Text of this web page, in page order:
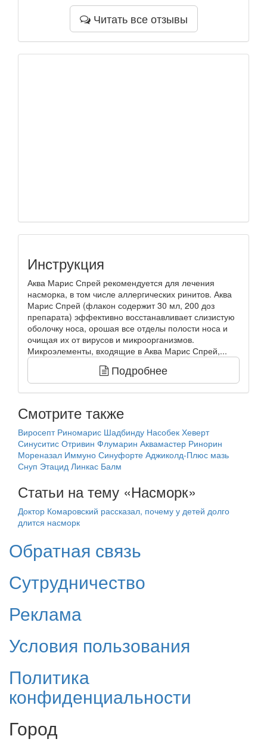
Читать все отзывы
Инструкция
Аква Марис Спрей рекомендуется для лечения
насморка, в том числе аллергических ринитов. Аква
Марис Спрей (флакон содержит 30 мл, 200 доз
препарата) эффективно восстанавливает слизистую
оболочку носа, орошая все отделы полости носа и
очищая их от вирусов и микроорганизмов.
Микроэлементы, входящие в Аква Марис Спрей,...
Подробнее
Смотрите также
Виросепт Риномарис Шадбинду Насобек Хеверт
Синуситис Отривин Флумарин Аквамастер Ринорин
Мореназал Иммуно Синуфорте Аджиколд-Плюс мазь
Снуп Этацид Линкас Балм
Статьи на тему «Насморк»
Доктор Комаровский рассказал, почему у детей долго
длится насморк
Обратная связь
Сутрудничество
Реклама
Условия пользования
Политика
конфиденциальности
Город